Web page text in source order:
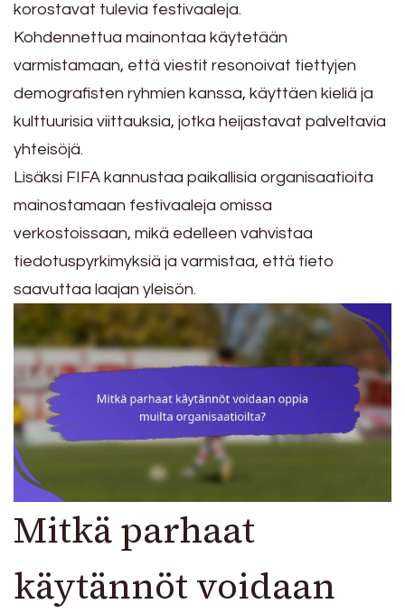
korostavat tulevia festivaaleja.
Kohdennettua mainontaa käytetään
varmistamaan, että viestit resonoivat tiettyjen
demografisten ryhmien kanssa, käyttäen kieliä ja
kulttuurisia viittauksia, jotka heijastavat palveltavia
yhteisöjä.
Lisäksi FIFA kannustaa paikallisia organisaatioita
mainostamaan festivaaleja omissa
verkostoissaan, mikä edelleen vahvistaa
tiedotuspyrkimyksiä ja varmistaa, että tieto
saavuttaa laajan yleisön.
Mitkä parhaat
käytännöt voidaan